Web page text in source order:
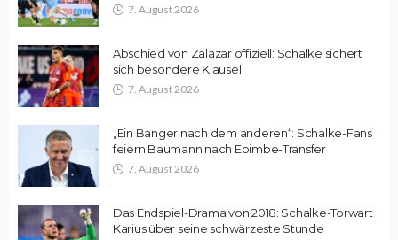
7. August 2026
Abschied von Zalazar offiziell: Schalke sichert
sich besondere Klausel
7. August 2026
„Ein Banger nach dem anderen“: Schalke-Fans
feiern Baumann nach Ebimbe-Transfer
7. August 2026
Das Endspiel-Drama von 2018: Schalke-Torwart
Karius über seine schwärzeste Stunde